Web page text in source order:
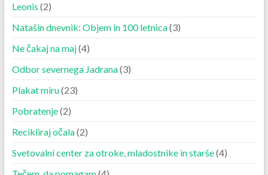
Leonis (2)
Natašin dnevnik: Objem in 100 letnica(3)
Ne čakaj na maj(4)
Odbor severnega Jadrana(3)
Plakat miru(23)
Pobratenje(2)
Recikliraj očala(2)
Svetovalni center za otroke, mladostnike in starše(4)